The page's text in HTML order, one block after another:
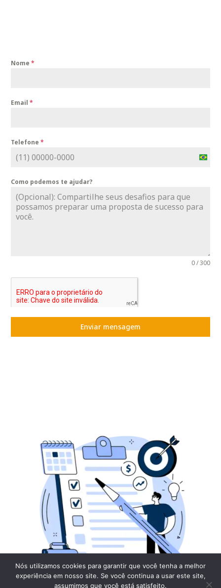
Nome*
Email*
Telefone*
B
i
Como podemos te ajudar?
0 / 300
Enviar mensagem
Nós utilizamos cookies para garantir que você tenha a melhor
experiência em nosso site. Se você continua a usar este site,
assumimos que você está satisfeito.